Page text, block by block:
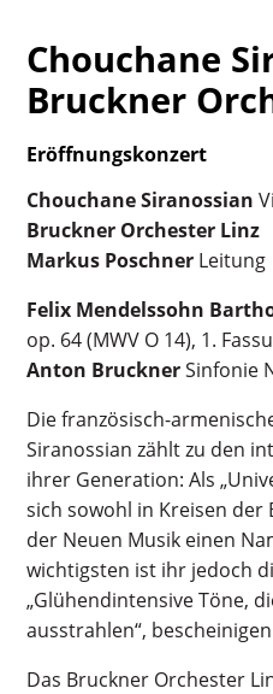
Chouchane
Bruckner
Eröffnungskonzert
Chouchane Siranossian
Bruckner Orchester Linz
Markus Poschner Leitung
Felix Mendelssohn
op. 64 (MWV O 14), 1.
Anton BrucknerSinfonie
Die französisch-
Siranossian zählt zu den
ihrer Generation: Als
sich sowohl in Kreisen der
der Neuen Musik einen
wichtigsten ist ihr jedoch
„Glühendintensive Töne,
ausstrahlen“,
Das Bruckner Orchester